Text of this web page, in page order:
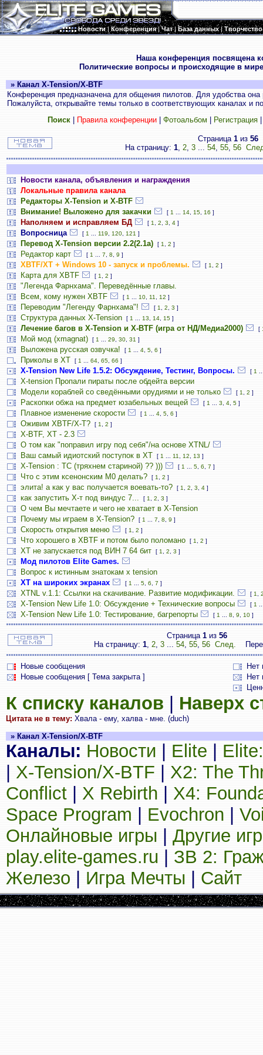
Новости|Конференция|Чат|База данных|Творчество
Наша конференция посвящена
Политические вопросы и происходящие в
» Канал X-Tension/X-BTF
Конференция предназначена для общения пилотов. Для удобства
Пожалуйста, открывайте темы только в соответствующих каналах и
Поиск| Правила конференции| Фотоальбом Регистрация
Страница 1из 56
На страницу: 1, 2, 3 ... 54, 55, 56
Новости канала, объявления и награждения
Локальные правила канала
Редакторы X-Tension и X-BTF
Внимание! Выложено для закачки
[ 1 14 15 16 ]
Наполняем и исправляем БД [ 1 2 3 4 ]
Вопросница [ 1 119 120 121 ]
Перевод X-Tension версии 2.2(2.1а) [ 1 2 ]
Редактор карт [ 1 7 8 9 ]
XBTF/XT + Windows 10 - запуск и проблемы. [ 1 2 ]
Карта для XBTF [ 1 2 ]
"Легенда Фарнхама". Переведённые главы.
Всем, кому нужен XBTF
[ 1 10 11 12 ]
Переводим "Легенду Фарнхама"! [ 1 2 3 ]
Структура данных X-Tension [ 1 13 14 15 ]
Лечение багов в X-Tension и X-BTF (игра от НД/Медиа2000) [
Мой мод (xmagnat) [ 1 29 30 31 ]
Выложена русская озвучка! [ 1 4 5 6 ]
Приколы в ХТ [ 1 64 65 66 ]
X-Tension New Life 1.5.2: Обсуждение, Тестинг, Вопросы. [ 1
X-tension Пропали пираты после обдейта версии
Модели кораблей со сведёнными орудиями и не только
[ 1 2 ]
Раскопки обжа на предмет юзабельных вещей [ 1 3 4 5 ]
Плавное изменение скорости [ 1 4 5 6 ]
Оживим XBTF/X-T? [ 1 2 ]
X-BTF, XT - 2.3
О том как "поправил игру под себя"/на основе XTNL/
Ваш самый идиотский поступок в ХТ
[ 1 11 12 13 ]
X-Tension : TC (тряхнем стариной) ?? ))) [ 1 5 6 7 ]
Что с этим ксенонским M0 делать? [ 1 2 ]
элита! а как у вас получается воевать-то? [ 1 2 3 4 ]
как запустить Х-т под виндус 7... [ 1 2 3 ]
О чем Вы мечтаете и чего не хватает в X-Tension
Почему мы играем в X-Tension?
[ 1 7 8 9 ]
Скорость открытия меню [ 1 2 ]
Что хорошего в XBTF и потом было поломано [ 1 2 ]
ХТ не запускается под ВИН 7 64 бит [ 1 2 3 ]
Мод пилотов Elite Games.
Вопрос к истинным знатокам x tension
ХТ на широких экранах
[ 1 5 6 7 ]
XTNL v.1.1: Ссылки на скачивание. Развитие модификации. [ 1
X-Tension New Life 1.0: Обсуждение + Технические вопросы [ 1
X-Tension New Life 1.0: Тестирование, багрепорты [ 1 8 9 10 ]
Страница 1из 56
На страницу: 1, 2, 3 ... 54, 55, 56 След.
Новые сообщения
Нет
Новые сообщения [ Тема закрыта ]
Нет
К списку каналов Наверх
Цитата не в тему: Хвала - ему, халва - мне. (duch)
» Канал X-Tension/X-BTF
Каналы: Новости Elite
X-Tension/X-BTF
X2: The
Conflict
X Rebirth
X4:
Space Program
Evochron
Онлайновые игры
Другие
play.elite-games.ru
ЗВ 2:
Железо
Игра Мечты Сайт